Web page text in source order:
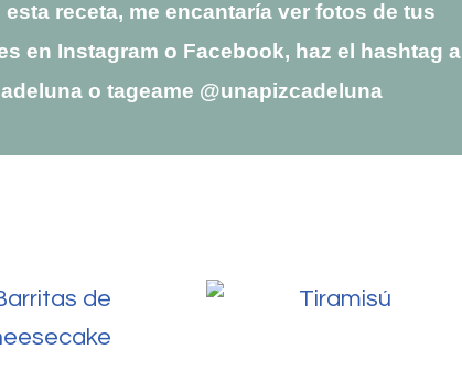
receta, me encantaría ver fotos de tus
en Instagram o Facebook, haz el hashtag a
o tageame @unapizcadeluna